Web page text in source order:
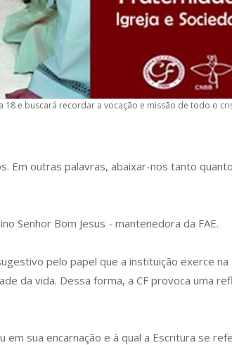
18 e buscará recordar a vocação e missão de todo o
Em outras palavras, abaixar-nos tanto
Senhor Bom Jesus - mantenedora da FAE.
pelo papel que a instituição exerce na
da vida. Dessa forma, a CF provoca uma
sua encarnação e à qual a Escritura se